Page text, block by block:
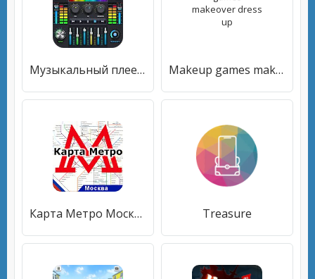
Музыкальный плеер- MP3-плеер10-полосный эквалайзер Makeup games makeover dress up
Карта Метро Москва Treasure